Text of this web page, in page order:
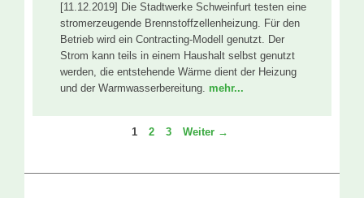
[11.12.2019] Die Stadtwerke Schweinfurt testen eine
stromerzeugende Brennstoffzellenheizung. Für den
Betrieb wird ein Contracting-Modell genutzt. Der
Strom kann teils in einem Haushalt selbst genutzt
werden, die entstehende Wärme dient der Heizung
und der Warmwasserbereitung. mehr...
Seite
1 Seite
2 Seite
3 Weiter →